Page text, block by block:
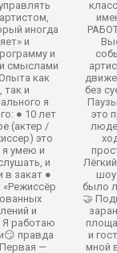
иногда
и
и
смыслами
как
так и
я
● 10 лет
(актер /
это
я умею и
и
в закат ●
«Режиссёр
и
Я работаю
правда
—
без
это
было
🤝
и
мной